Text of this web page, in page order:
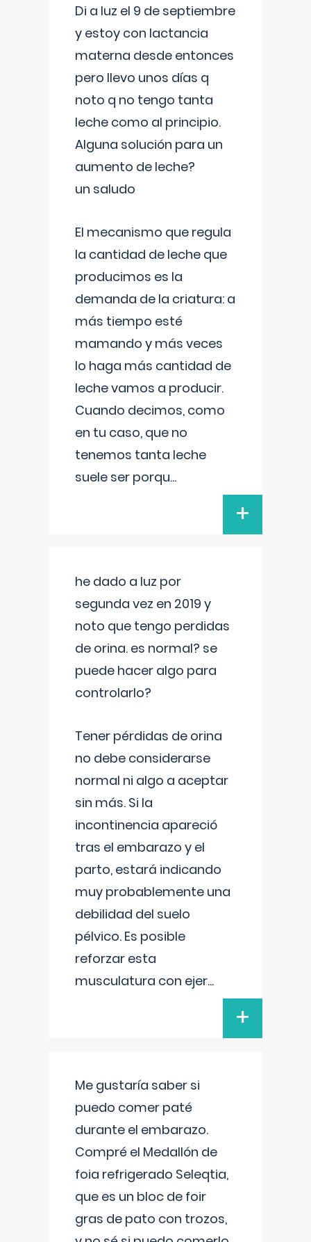
Di a luz el 9 de septiembre
y estoy con lactancia
materna desde entonces
pero llevo unos días q
noto q no tengo tanta
leche como al principio.
Alguna solución para un
aumento de leche?
un saludo
El mecanismo que regula
la cantidad de leche que
producimos es la
demanda de la criatura: a
más tiempo esté
mamando y más veces
lo haga más cantidad de
leche vamos a producir.
Cuando decimos, como
en tu caso, que no
tenemos tanta leche
suele ser porqu...
+
he dado a luz por
segunda vez en 2019 y
noto que tengo perdidas
de orina. es normal? se
puede hacer algo para
controlarlo?
Tener pérdidas de orina
no debe considerarse
normal ni algo a aceptar
sin más. Si la
incontinencia apareció
tras el embarazo y el
parto, estará indicando
muy probablemente una
debilidad del suelo
pélvico. Es posible
reforzar esta
musculatura con ejer...
+
Me gustaría saber si
puedo comer paté
durante el embarazo.
Compré el Medallón de
foia refrigerado Seleqtia,
que es un bloc de foir
gras de pato con trozos,